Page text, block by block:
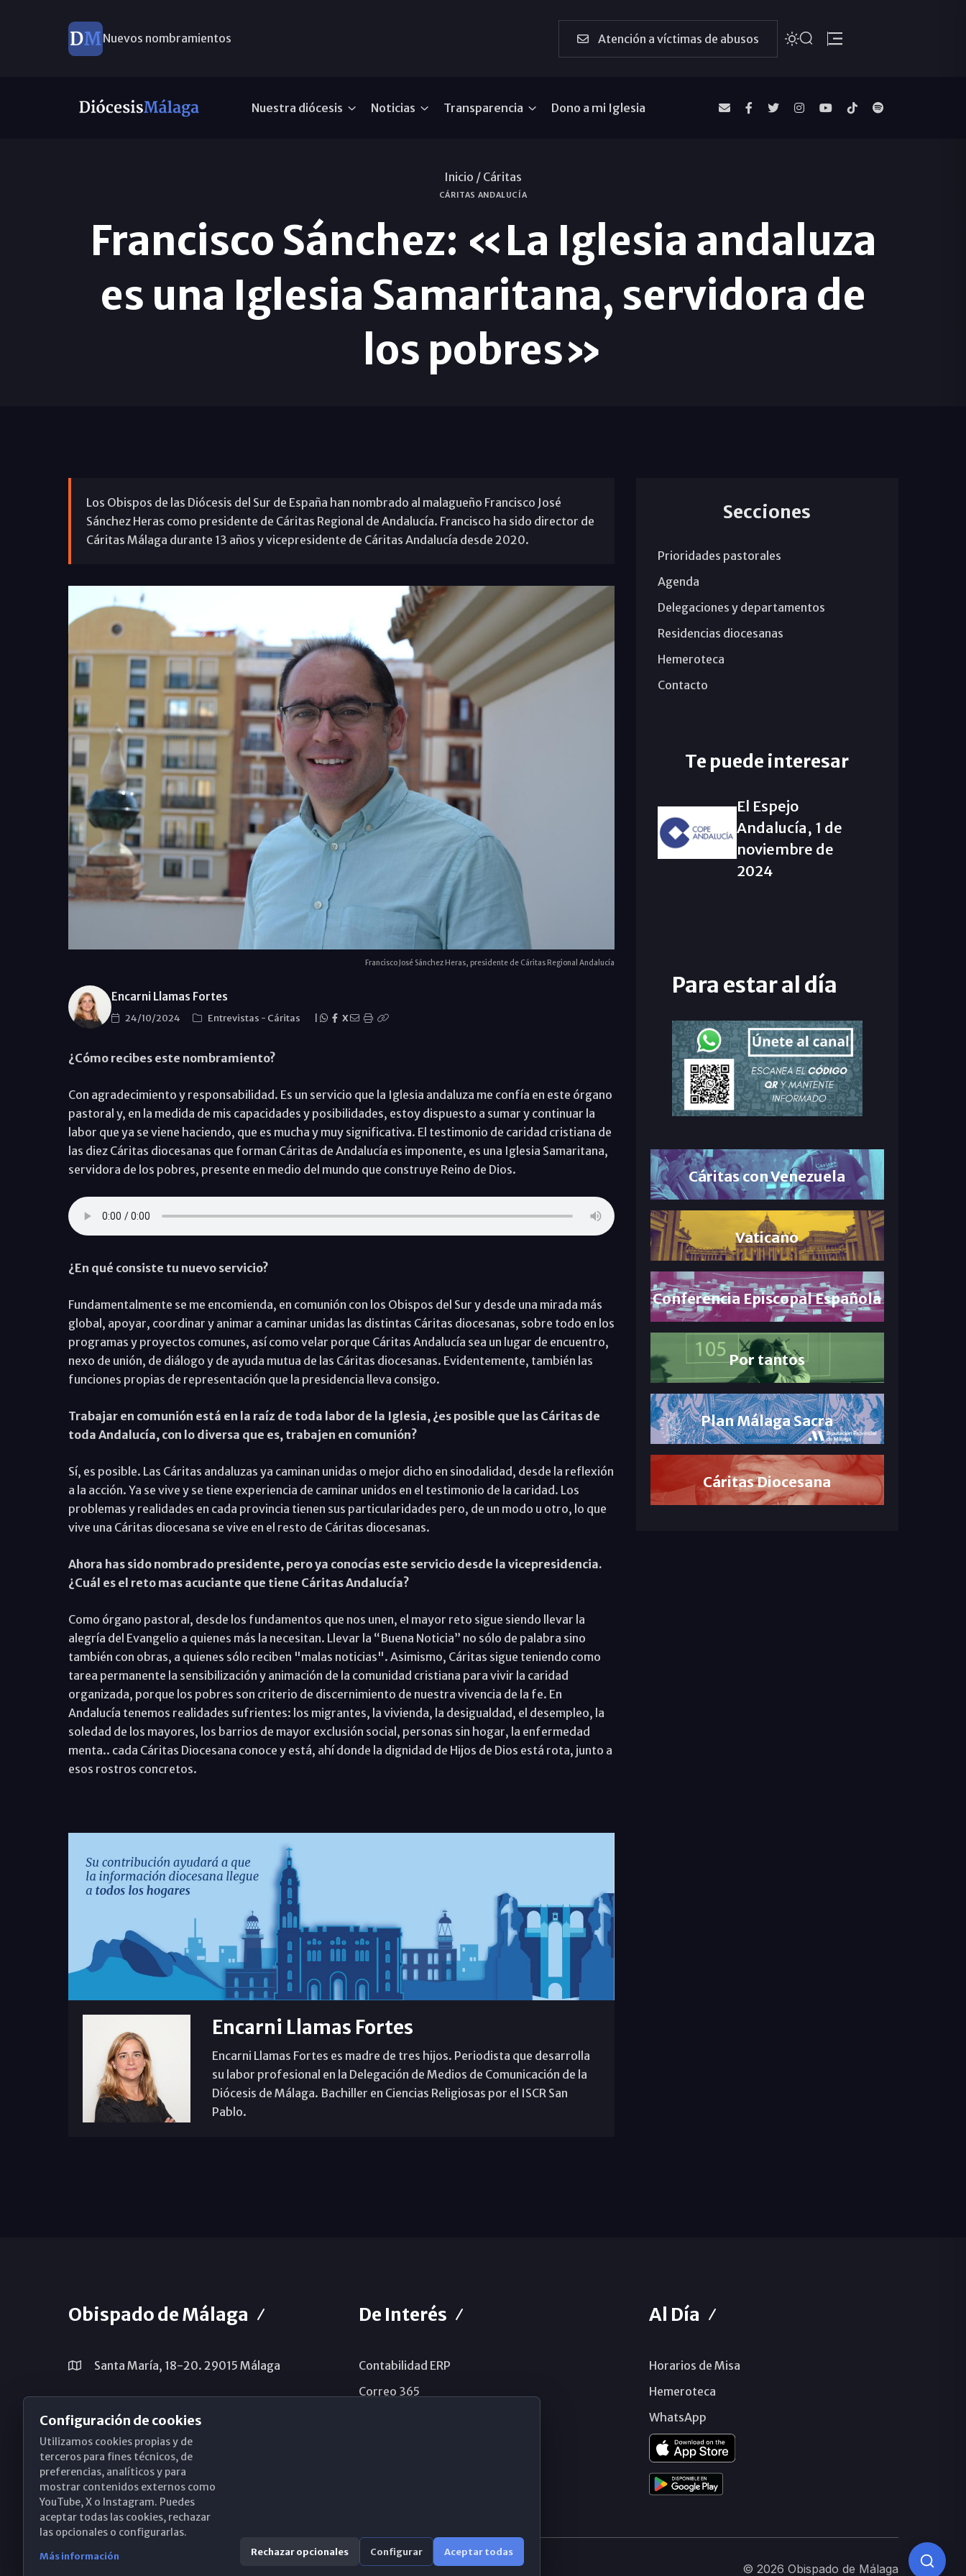
Nuevos nombramientos Atención a víctimas de abusos
Nuestra diócesis Noticias Transparencia Dono a mi Iglesia
Inicio / Cáritas
CÁRITAS ANDALUCÍA
Francisco Sánchez: «La Iglesia andaluza
es una Iglesia Samaritana, servidora de
los pobres»
Los Obispos de las Diócesis del Sur de España han nombrado al malagueño Francisco José
Sánchez Heras como presidente de Cáritas Regional de Andalucía. Francisco ha sido director de
Cáritas Málaga durante 13 años y vicepresidente de Cáritas Andalucía desde 2020.
Francisco José Sánchez Heras, presidente de Cáritas Regional Andalucía
Encarni Llamas Fortes
24/10/2024 Entrevistas - Cáritas X
¿Cómo recibes este nombramiento?
Con agradecimiento y responsabilidad. Es un servicio que la Iglesia andaluza me confía en este órgano
pastoral y, en la medida de mis capacidades y posibilidades, estoy dispuesto a sumar y continuar la
labor que ya se viene haciendo, que es mucha y muy significativa. El testimonio de caridad cristiana de
las diez Cáritas diocesanas que forman Cáritas de Andalucía es imponente, es una Iglesia Samaritana,
servidora de los pobres, presente en medio del mundo que construye Reino de Dios.
¿En qué consiste tu nuevo servicio?
Fundamentalmente se me encomienda, en comunión con los Obispos del Sur y desde una mirada más
global, apoyar, coordinar y animar a caminar unidas las distintas Cáritas diocesanas, sobre todo en los
programas y proyectos comunes, así como velar porque Cáritas Andalucía sea un lugar de encuentro,
nexo de unión, de diálogo y de ayuda mutua de las Cáritas diocesanas. Evidentemente, también las
funciones propias de representación que la presidencia lleva consigo.
Trabajar en comunión está en la raíz de toda labor de la Iglesia, ¿es posible que las Cáritas de
toda Andalucía, con lo diversa que es, trabajen en comunión?
Sí, es posible. Las Cáritas andaluzas ya caminan unidas o mejor dicho en sinodalidad, desde la reflexión
a la acción. Ya se vive y se tiene experiencia de caminar unidos en el testimonio de la caridad. Los
problemas y realidades en cada provincia tienen sus particularidades pero, de un modo u otro, lo que
vive una Cáritas diocesana se vive en el resto de Cáritas diocesanas.
Ahora has sido nombrado presidente, pero ya conocías este servicio desde la vicepresidencia.
¿Cuál es el reto mas acuciante que tiene Cáritas Andalucía?
Como órgano pastoral, desde los fundamentos que nos unen, el mayor reto sigue siendo llevar la
alegría del Evangelio a quienes más la necesitan. Llevar la “Buena Noticia” no sólo de palabra sino
también con obras, a quienes sólo reciben "malas noticias". Asimismo, Cáritas sigue teniendo como
tarea permanente la sensibilización y animación de la comunidad cristiana para vivir la caridad
organizada, porque los pobres son criterio de discernimiento de nuestra vivencia de la fe. En
Andalucía tenemos realidades sufrientes: los migrantes, la vivienda, la desigualdad, el desempleo, la
soledad de los mayores, los barrios de mayor exclusión social, personas sin hogar, la enfermedad
menta.. cada Cáritas Diocesana conoce y está, ahí donde la dignidad de Hijos de Dios está rota, junto a
esos rostros concretos.
Encarni Llamas Fortes
Encarni Llamas Fortes es madre de tres hijos. Periodista que desarrolla
su labor profesional en la Delegación de Medios de Comunicación de la
Diócesis de Málaga. Bachiller en Ciencias Religiosas por el ISCR San
Pablo.
Secciones
Prioridades pastorales
Agenda
Delegaciones y departamentos
Residencias diocesanas
Hemeroteca
Contacto
Te puede interesar
El Espejo
Andalucía, 1 de
noviembre de
2024
Para estar al día
Cáritas con Venezuela
Vaticano
Conferencia Episcopal Española
Por tantos
Plan Málaga Sacra
Cáritas Diocesana
Obispado de Málaga
Santa María, 18-20. 29015 Málaga
(+34) 952 224 386
obispado@diocesismalaga.es
De Interés
Contabilidad ERP
Correo 365
Al Día
Horarios de Misa
Hemeroteca
WhatsApp
© 2026 Obispado de Málaga
Configuración de cookies
Utilizamos cookies propias y de
terceros para fines técnicos, de
preferencias, analíticos y para
mostrar contenidos externos como
YouTube, X o Instagram. Puedes
aceptar todas las cookies, rechazar
las opcionales o configurarlas.
Más información Rechazar opcionales Configurar Aceptar todas